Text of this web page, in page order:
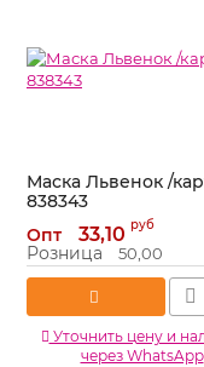
Маска Львенок /
838343
Артикул: 838343
Опт 33,10 руб
Розница 50,00
Уточнить цену и
через WhatsApp